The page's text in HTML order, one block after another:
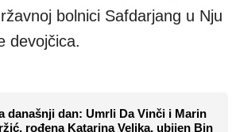
bolnici Safdarjang u Nju
devojčica.
današnji dan: Umrli Da Vinči i Marin
rođena Katarina Velika, ubijen Bin